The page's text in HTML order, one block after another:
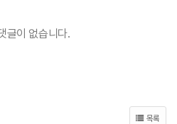
글이 없습니다.
목록